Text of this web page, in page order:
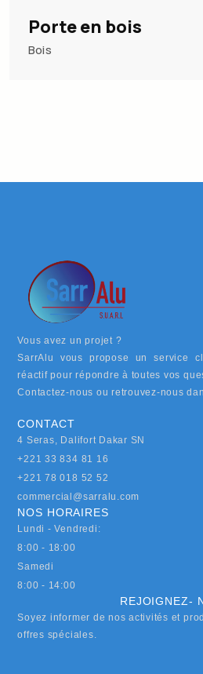
Porte en bois
Bois
Vous avez un projet ?
SarrAlu vous propose un service
réactif pour répondre à toutes vos
Contactez-nous ou retrouvez-nous
CONTACT
4 Seras, Dalifort Dakar SN
+221 33 834 81 16
+221 78 018 52 52
commercial@sarralu.com
NOS HORAIRES
Lundi - Vendredi:
8:00 - 18:00
Samedi
8:00 - 14:00
REJOIGNEZ-
Soyez informer de nos activités et
offres spéciales.